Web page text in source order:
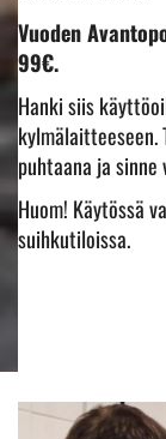
Vuoden
99€.
Hanki siis
kylmälaitteeseen.
puhtaana ja
Huom! Käytössä
suihkutiloissa.